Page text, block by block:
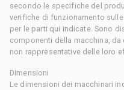
secondo le specifiche del
verifiche di funzionamento
per le parti qui indicate. Sono
componenti della macchina,
non rappresentative delle loro
Dimensioni
Le dimensioni dei macchinari